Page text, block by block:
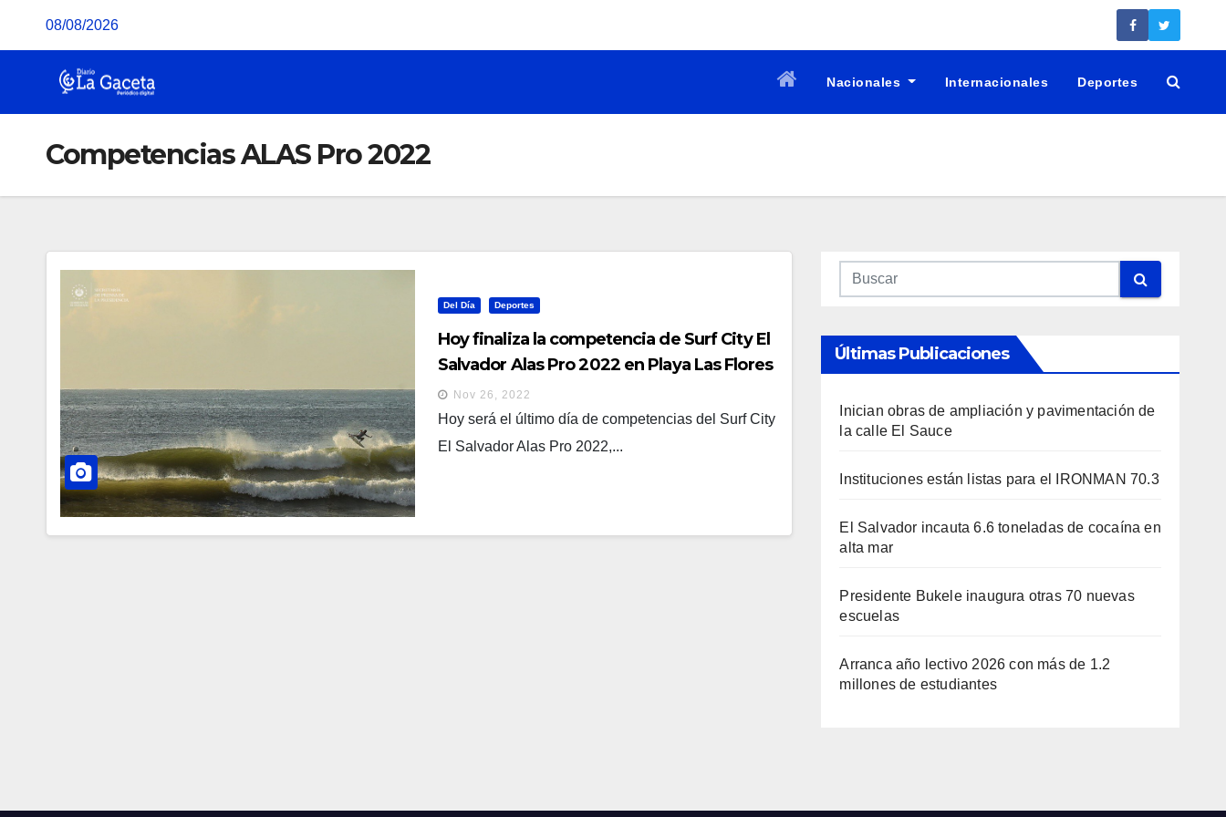
08/08/2026
Nacionales Internacionales Deportes
Competencias ALAS Pro 2022
Del Día Deportes
Hoy finaliza la competencia de Surf City El
Salvador Alas Pro 2022 en Playa Las Flores
Nov 26, 2022
Hoy será el último día de competencias del Surf City
El Salvador Alas Pro 2022,...
Últimas Publicaciones
Inician obras de ampliación y pavimentación de
la calle El Sauce
Instituciones están listas para el IRONMAN 70.3
El Salvador incauta 6.6 toneladas de cocaína en
alta mar
Presidente Bukele inaugura otras 70 nuevas
escuelas
Arranca año lectivo 2026 con más de 1.2
millones de estudiantes